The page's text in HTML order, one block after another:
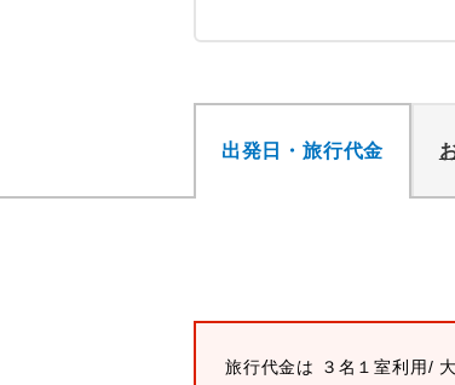
出発日・旅行代金
旅行代金は ３名１室利用/